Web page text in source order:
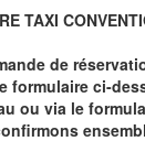
TAXI
de
formulaire ci-
ou via le